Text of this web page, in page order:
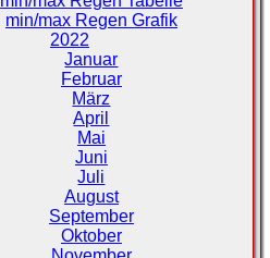
min/max Regen Grafik
2022
Januar
Februar
März
April
Mai
Juni
Juli
August
September
Oktober